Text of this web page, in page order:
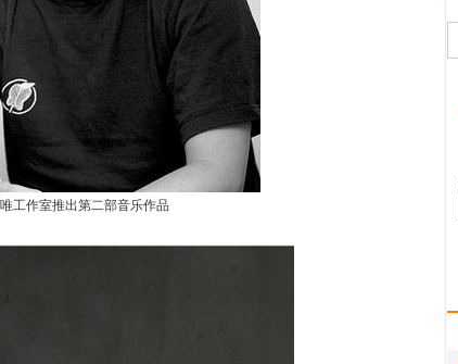
工作室推出第二部音乐作品